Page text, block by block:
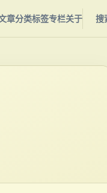
章分类标签专栏关于 搜